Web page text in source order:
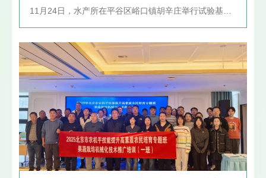
11月24日，水产所在平谷区峪口镇胡辛庄举行试验基地建设工程...